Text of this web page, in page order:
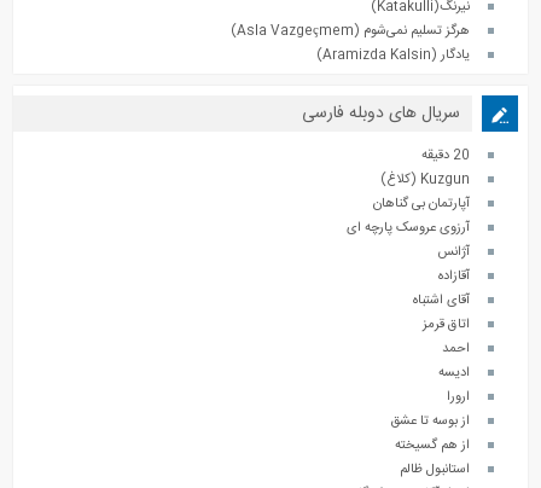
نیرنگ(Katakulli)
هرگز تسلیم نمی‌شوم (Asla Vazgeçmem)
یادگار (Aramizda Kalsin)
سریال های دوبله فارسی
20 دقیقه
Kuzgun (کلاغ)
آپارتمان بی گناهان
آرزوی عروسک پارچه ای
آژانس
آقازاده
آقای اشتباه
اتاق قرمز
احمد
ادیسه
ارورا
از بوسه تا عشق
از هم گسیخته
استانبول ظالم